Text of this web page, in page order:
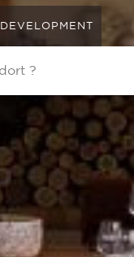
DEVELOPMENT